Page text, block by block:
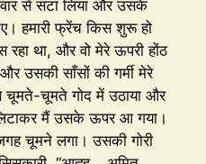
से सटा लिया और उसके
हमारी फ्रेंच किस शुरू हो
था, और वो मेरे ऊपरी होंठ
उसकी साँसों की गर्मी मेरे
चूमते गोद में उठाया और
मैं उसके ऊपर आ गया।
चूमने लगा। उसकी गोरी